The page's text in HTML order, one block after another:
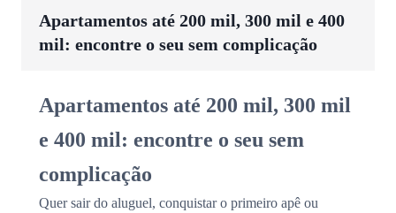
Apartamentos até 200 mil, 300 mil e 400
mil: encontre o seu sem complicação
Apartamentos até 200 mil, 300 mil
e 400 mil: encontre o seu sem
complicação
Quer sair do aluguel, conquistar o primeiro apê ou